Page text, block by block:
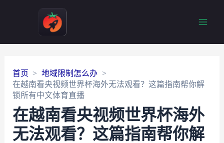
首页
地域限制怎么办
在越南看央视频世界杯海外无法观看？这篇指南帮你解
锁所有中文体育直播
在越南看央视频世界杯海外
无法观看？这篇指南帮你解